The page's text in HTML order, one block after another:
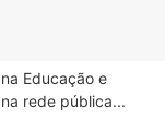
Educação e
rede pública...